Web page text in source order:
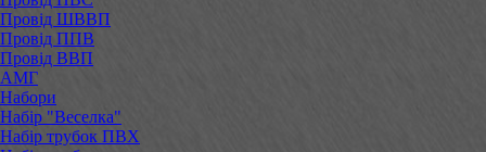
Провід ШВВП
Провід ППВ
Провід ВВП
АМГ
Набори
Набір "Веселка"
Набір трубок ПВХ